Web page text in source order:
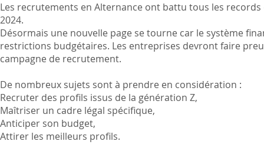
Les recrutements en Alternance ont battu tous les
2024.
Désormais une nouvelle page se tourne car le système
restrictions budgétaires. Les entreprises devront faire
campagne de recrutement.
De nombreux sujets sont à prendre en considération :
Recruter des profils issus de la génération Z,
Maîtriser un cadre légal spécifique,
Anticiper son budget,
Attirer les meilleurs profils.